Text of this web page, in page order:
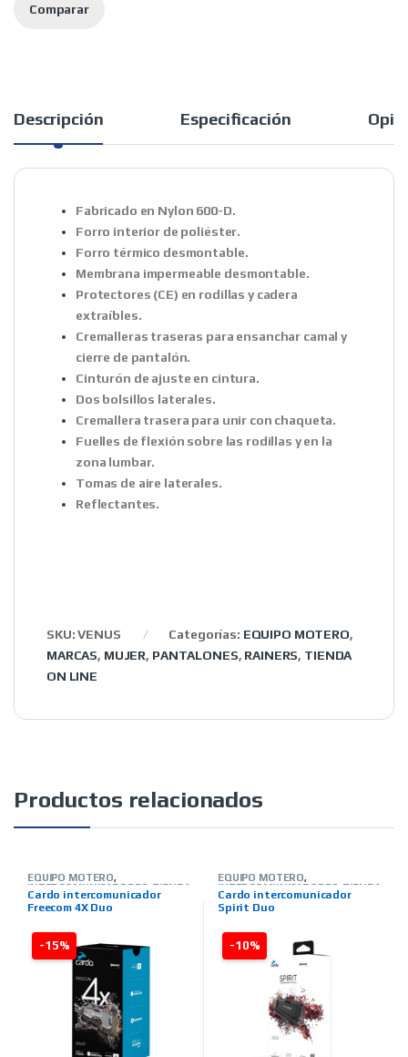
Comparar
Descripción Especificación
Fabricado en Nylon 600-D.
Forro interior de poliéster.
Forro térmico desmontable.
Membrana impermeable desmontable.
Protectores (CE) en rodillas y cadera
extraíbles.
Cremalleras traseras para ensanchar camal y
cierre de pantalón.
Cinturón de ajuste en cintura.
Dos bolsillos laterales.
Cremallera trasera para unir con chaqueta.
Fuelles de flexión sobre las rodillas y en la
zona lumbar.
Tomas de aire laterales.
Reflectantes.
SKU:VENUS Categorías: EQUIPO MOTERO,
MARCAS, MUJER, PANTALONES, RAINERS, TIENDA
ON LINE
Productos relacionados
-15%
EQUIPO MOTERO,
INTERCOMUNICADORES, TIENDA
ON LINE,MARCAS,CARDO
Cardo intercomunicador
Freecom 4X Duo
-10%
EQUIPO MOTERO,
INTERCOMUNICADORES, TIENDA
ON LINE,MARCAS,CARDO
Cardo intercomunicador
Spirit Duo